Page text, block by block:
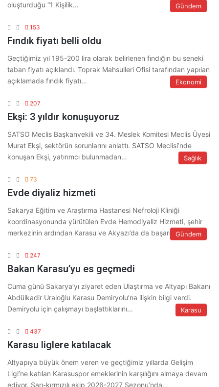
oluşturduğu “1 Kişilik… Gündem
153
Fındık fiyatı belli oldu
Geçtiğimiz yıl 195-200 lira olarak belirlenen fındığın bu seneki
taban fiyatı açıklandı. Toprak Mahsulleri Ofisi tarafından yapılan
açıklamada fındık fiyatı…
Ekonomi
207
Ekşi: 3 yıldır konuşuyoruz
SATSO Meclis Başkanvekili ve 34. Meslek Komitesi Meclis Üyesi
Murat Ekşi, sektörün sorunlarını anlattı. SATSO Meclisi’nde
konuşan Ekşi, yatırımcı bulunmadan…
Sağlık
73
Evde diyaliz hizmeti
Sakarya Eğitim ve Araştırma Hastanesi Nefroloji Kliniği
koordinasyonunda yürütülen Evde Hemodiyaliz Hizmeti, şehir
merkezinin ardından Karasu ve Akyazı’da da başarıyla…Gündem
247
Bakan Karasu’yu es geçmedi
Cuma günü Sakarya’yı ziyaret eden Ulaştırma ve Altyapı Bakanı
Abdülkadir Uraloğlu Karasu Demiryolu’na ilişkin bilgi verdi.
Demiryolu için çalışmayı başlattıklarını…
Karasu
437
Karasu liglere katılacak
Altyapıya büyük önem veren ve geçtiğimiz yıllarda Gelişim
Ligi’ne katılan Karasuspor emeklerinin karşılığını almaya devam
ediyor. Sarı-kırmızılı ekip 2026-2027 Sezonu’nda…